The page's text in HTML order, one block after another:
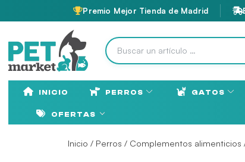
Premio Mejor Tienda de Madrid
INICIO PERROS GATOS
OFERTAS
Inicio / Perros / Complementos alimenticios